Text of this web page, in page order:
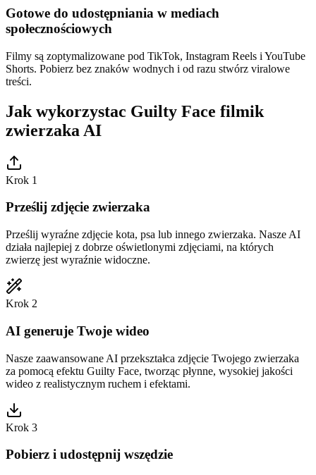
Gotowe do udostępniania w mediach
społecznościowych
Filmy są zoptymalizowane pod TikTok, Instagram Reels i YouTube
Shorts. Pobierz bez znaków wodnych i od razu stwórz viralowe
treści.
Jak wykorzystac Guilty Face filmik
zwierzaka AI
Krok 1
Prześlij zdjęcie zwierzaka
Prześlij wyraźne zdjęcie kota, psa lub innego zwierzaka. Nasze AI
działa najlepiej z dobrze oświetlonymi zdjęciami, na których
zwierzę jest wyraźnie widoczne.
Krok 2
AI generuje Twoje wideo
Nasze zaawansowane AI przekształca zdjęcie Twojego zwierzaka
za pomocą efektu Guilty Face, tworząc płynne, wysokiej jakości
wideo z realistycznym ruchem i efektami.
Krok 3
Pobierz i udostępnij wszędzie